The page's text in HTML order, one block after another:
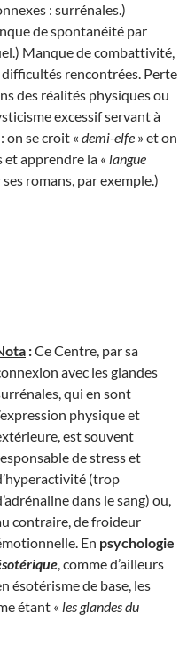
: surrénales.)
de spontanéité par
Manque de combattivité,
rencontrées. Perte
des réalités physiques ou
excessif servant à
on se croit « demi-elfe » et on
apprendre la « langue
romans, par exemple.)
:Ce Centre, par sa
avec les glandes
qui en sont
physique et
est souvent
de stress et
(trop
dans le sang) ou,
contraire, de froideur
En psychologie
, comme d’ailleurs
ésotérisme de base, les
étant « les glandes du